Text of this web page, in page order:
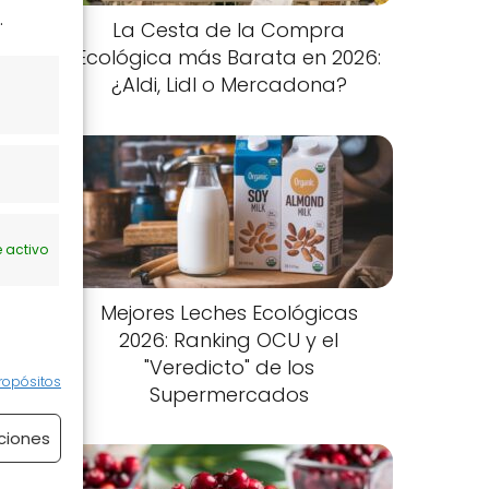
activo
La Cesta de la Compra
Ecológica más Barata en 2026:
¿Aldi, Lidl o Mercadona?
Mejores Leches Ecológicas
2026: Ranking OCU y el
"Veredicto" de los
Supermercados